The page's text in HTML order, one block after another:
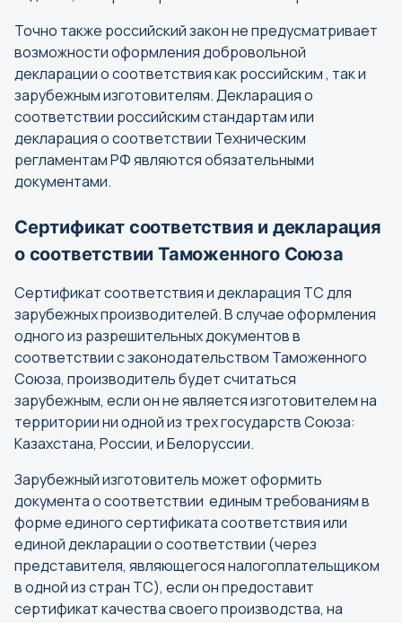
Точно также российский закон не предусматривает
возможности оформления добровольной
декларации о соответствия как российским , так и
зарубежным изготовителям. Декларация о
соответствии российским стандартам или
декларация о соответствии Техническим
регламентам РФ являются обязательными
документами.
Сертификат соответствия и декларация
о соответствии Таможенного Союза
Сертификат соответствия и декларация ТС для
зарубежных производителей. В случае оформления
одного из разрешительных документов в
соответствии с законодательством Таможенного
Союза, производитель будет считаться
зарубежным, если он не является изготовителем на
территории ни одной из трех государств Союза:
Казахстана, России, и Белоруссии.
Зарубежный изготовитель может оформить
документа о соответствии единым требованиям в
форме единого сертификата соответствия или
единой декларации о соответствии (через
представителя, являющегося налогоплательщиком
в одной из стран ТС), если он предоставит
сертификат качества своего производства, на
Анадырь
Армавир
Архангельск
Астрахань
Барнаул
Белгород
Бийск
Биробиджан
Благовещенск
Брянск
В
Владивосток
Владикавказ
Владимир
Волгоград
Вологда